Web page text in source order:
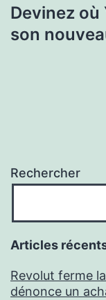
Devinez où
son
Rechercher
Articles
Revolut ferme
dénonce un